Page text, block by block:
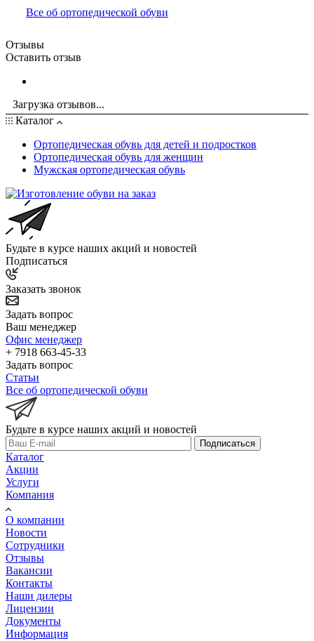
Все об ортопедической обуви
Отзывы
Оставить отзыв
Загрузка отзывов...
Каталог
Ортопедическая обувь для детей и подростков
Ортопедическая обувь для женщин
Мужская ортопедическая обувь
Будьте в курсе наших акций и новостей
Подписаться
Заказать звонок
Задать вопрос
Ваш менеджер
Офис менеджер
+ 7918 663-45-33
Задать вопрос
Статьи
Все об ортопедической обуви
Будьте в курсе наших акций и новостей
Подписаться
Каталог
Акции
Услуги
Компания
О компании
Новости
Сотрудники
Отзывы
Вакансии
Контакты
Наши дилеры
Лицензии
Документы
Информация